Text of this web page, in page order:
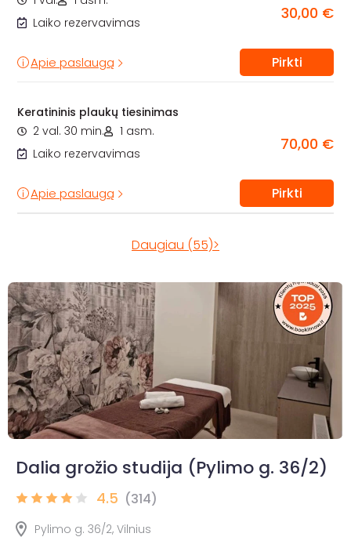
Laiko rezervavimas
30,00 €
Apie paslaugą Pirkti
Keratininis plaukų tiesinimas
2 val. 30 min.
1 asm.
Laiko rezervavimas
70,00 €
Apie paslaugą Pirkti
Daugiau (55)>
Dalia grožio studija (Pylimo g. 36/2)
4.5 (314)
Pylimo g. 36/2, Vilnius